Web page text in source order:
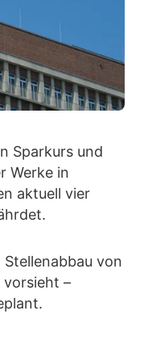
Sparkurs und
Werke in
aktuell vier
von
–